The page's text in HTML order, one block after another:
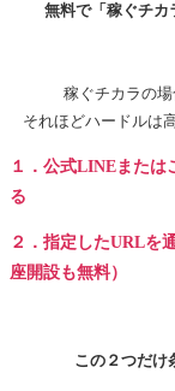
無料で「稼ぐチ
稼ぐチカラの
それほどハードルは
１．公式LINEまたは
る
２．指定したURLを
座開設も無料）
この２つだけ